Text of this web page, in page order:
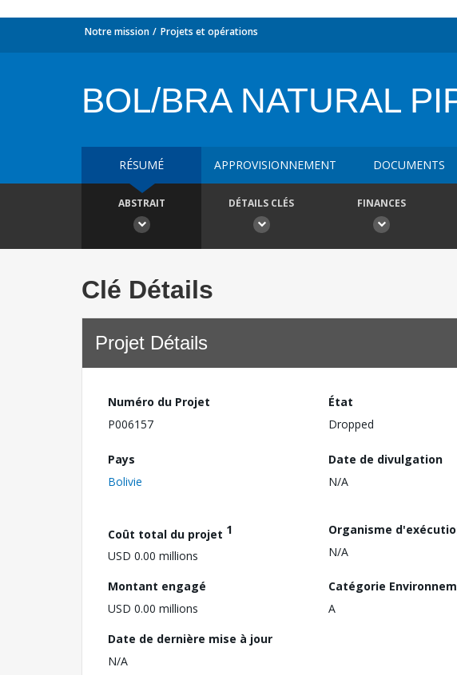
Notre mission Projets et opérations
BOL/BRA NATURAL
RÉSUMÉ APPROVISIONNEMENT DOCUMENTS
ABSTRAIT DÉTAILS CLÉS FINANCES
Clé Détails
Projet Détails
Numéro du Projet
P006157
État
Dropped
Pays
Bolivie
Date de divulgation
N/A
Coût total du projet 1
USD 0.00 millions
Organisme
N/A
Montant engagé
USD 0.00 millions
Catégorie
A
Date de dernière mise à jour
N/A